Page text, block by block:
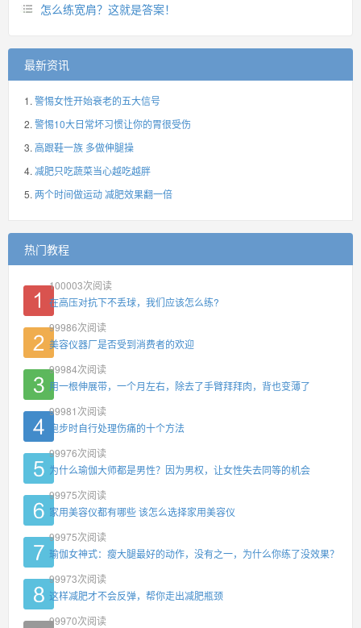
怎么练宽肩？这就是答案！
最新资讯
警惕女性开始衰老的五大信号
警惕10大日常坏习惯让你的胃很受伤
高跟鞋一族 多做伸腿操
减肥只吃蔬菜当心越吃越胖
两个时间做运动 减肥效果翻一倍
热门教程
100003次阅读
在高压对抗下不丢球，我们应该怎么练?
99986次阅读
美容仪器厂是否受到消费者的欢迎
99984次阅读
用一根伸展带，一个月左右，除去了手臂拜拜肉，背也变薄了
99981 次阅读
跑步时自行处理伤痛的十个方法
99976次阅读
为什么瑜伽大师都是男性？因为男权，让女性失去同等的机会
99975次阅读
家用美容仪都有哪些 该怎么选择家用美容仪
99975次阅读
瑜伽女神式：瘦大腿最好的动作，没有之一，为什么你练了没效果？
99973次阅读
这样减肥才不会反弹，帮你走出减肥瓶颈
99970次阅读